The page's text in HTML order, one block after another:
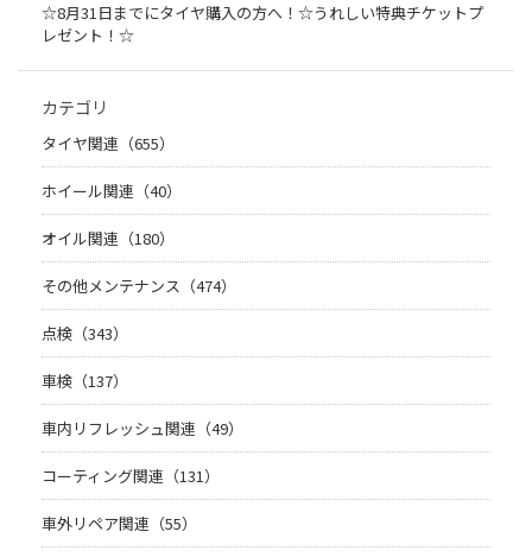
☆8月31日までにタイヤ購入の方へ！☆うれしい特典チケットプ
レゼント！☆
カテゴリ
タイヤ関連（655）
ホイール関連（40）
オイル関連（180）
その他メンテナンス（474）
点検（343）
車検（137）
車内リフレッシュ関連（49）
コーティング関連（131）
車外リペア関連（55）